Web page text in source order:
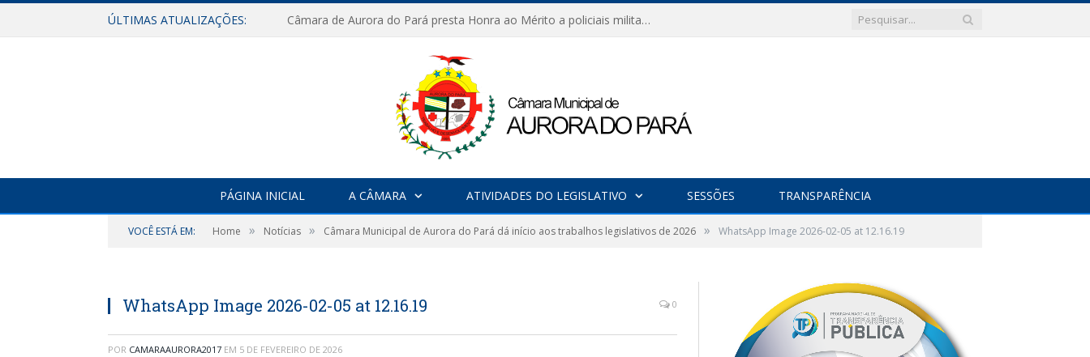
ÚLTIMAS ATUALIZAÇÕES: Câmara de Aurora do Pará presta Honra ao Mérito a policiais militares em sessão marcada por reconhecimento e emoção
PÁGINA INICIAL A CÂMARA ATIVIDADES DO LEGISLATIVO SESSÕES TRANSPARÊNCIA
VOCÊ ESTÁ EM: Home » Notícias » Câmara Municipal de Aurora do Pará dá início aos trabalhos legislativos de 2026 » WhatsApp Image 2026-02-05 at 12.16.19
WhatsApp Image 2026-02-05 at 12.16.19 0
POR CAMARAAURORA2017 EM 5 DE FEVEREIRO DE 2026